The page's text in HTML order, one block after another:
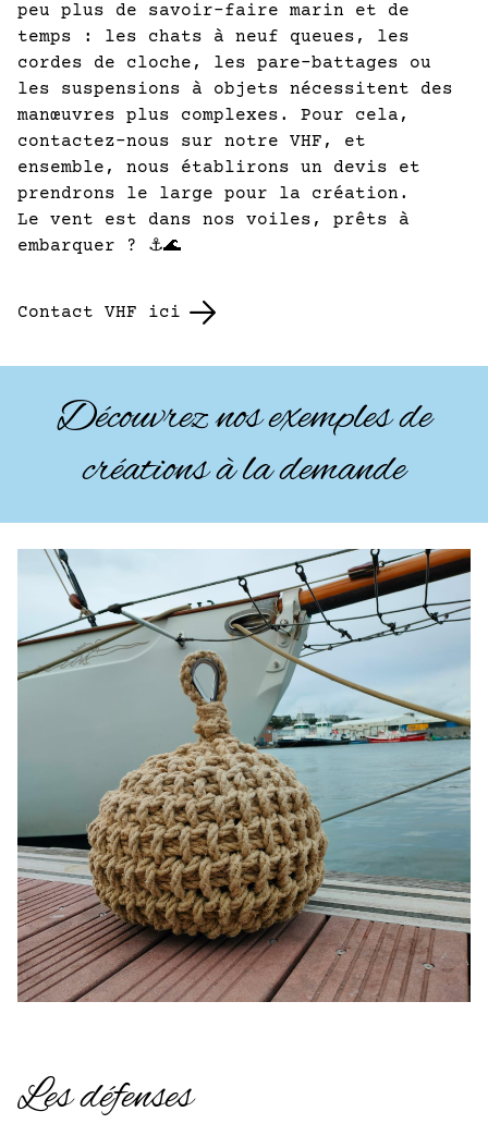
peu plus de savoir-faire marin et de
temps : les chats à neuf queues, les
cordes de cloche, les pare-battages ou
les suspensions à objets nécessitent des
manœuvres plus complexes. Pour cela,
contactez-nous sur notre VHF, et
ensemble, nous établirons un devis et
prendrons le large pour la création.
Le vent est dans nos voiles, prêts à
embarquer ? ⚓🌊
Contact VHF ici
Découvrez nos exemples de
créations à la demande
Les défenses